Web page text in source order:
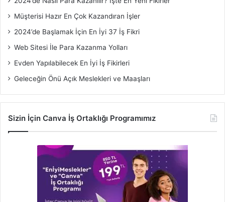
Müşterisi Hazır En Çok Kazandıran İşler
2024’de Başlamak İçin En İyi 37 İş Fikri
Web Sitesi İle Para Kazanma Yolları
Evden Yapılabilecek En İyi İş Fikirleri
Geleceğin Önü Açık Meslekleri ve Maaşları
Sizin İçin Canva İş Ortaklığı Programımız